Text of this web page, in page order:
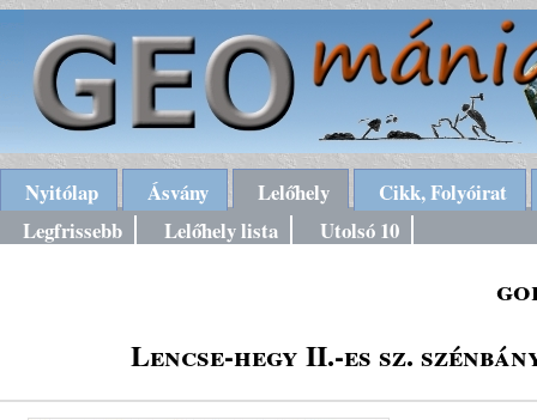
Nyitólap Ásvány Lelőhely
Cikk, Folyóirat
Legfrissebb
Lelőhely lista Utolsó 10
Lencse-hegy II.-es sz.